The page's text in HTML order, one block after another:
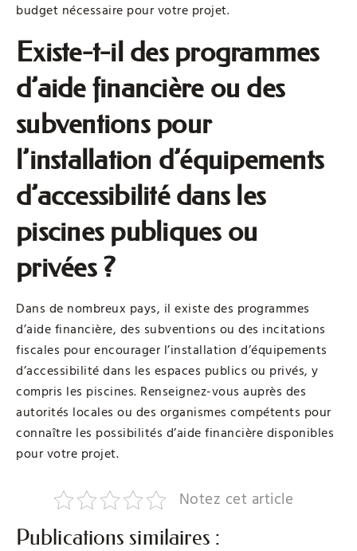
budget nécessaire pour votre projet.
Existe-t-il des programmes
d’aide financière ou des
subventions pour
l’installation d’équipements
d’accessibilité dans les
piscines publiques ou
privées ?
Dans de nombreux pays, il existe des programmes
d’aide financière, des subventions ou des incitations
fiscales pour encourager l’installation d’équipements
d’accessibilité dans les espaces publics ou privés, y
compris les piscines. Renseignez-vous auprès des
autorités locales ou des organismes compétents pour
connaître les possibilités d’aide financière disponibles
pour votre projet.
Notez cet article
Publications similaires :